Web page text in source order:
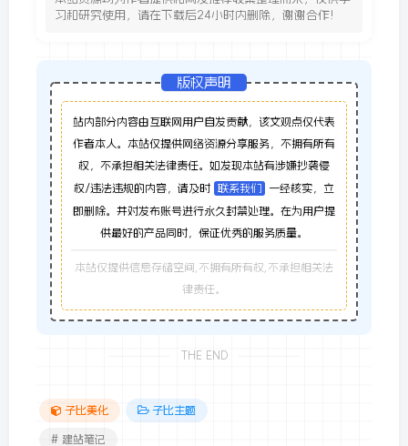
习和研究使用，请在下载后24小时内删除，谢谢合作!
版权声明
站内部分内容由互联网用户自发贡献，该文观点仅代表
作者本人。本站仅提供网络资源分享服务，不拥有所有
权，不承担相关法律责任。如发现本站有涉嫌抄袭侵
权/违法违规的内容，请及时 联系我们 一经核实，立
即删除。并对发布账号进行永久封禁处理。在为用户提
供最好的产品同时，保证优秀的服务质量。
本站仅提供信息存储空间,不拥有所有权,不承担相关法
律责任。
THE END
子比美化 子比主题
# 建站笔记